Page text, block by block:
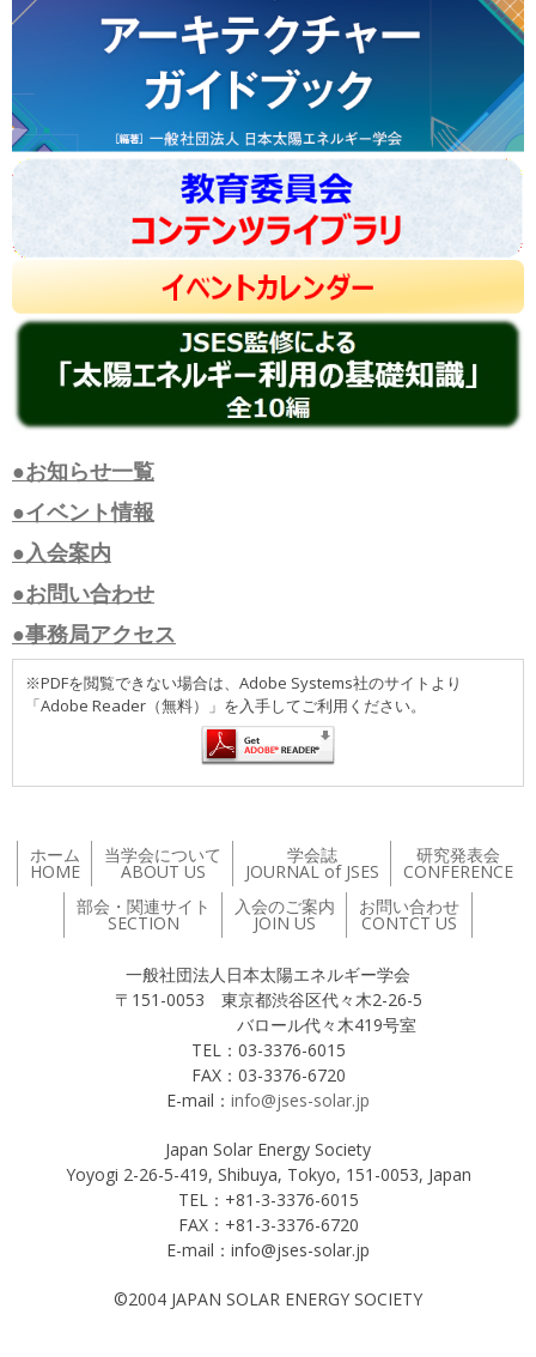
●お知らせ一覧
●イベント情報
●入会案内
●お問い合わせ
●事務局アクセス
※PDFを閲覧できない場合は、Adobe Systems社のサイトより
「Adobe Reader（無料）」を入手してご利用ください。
ホーム
HOME
当学会について
ABOUT US
学会誌
JOURNAL of JSES
研究発表会
CONFERENCE
部会・関連サイト
SECTION
入会のご案内
JOIN US
お問い合わせ
CONTCT US
一般社団法人日本太陽エネルギー学会
〒151-0053 東京都渋谷区代々木2-26-5
バロール代々木419号室
TEL：03-3376-6015
FAX：03-3376-6720
E-mail： info@jses-solar.jp
Japan Solar Energy Society
Yoyogi 2-26-5-419, Shibuya, Tokyo, 151-0053, Japan
TEL：+81-3-3376-6015
FAX：+81-3-3376-6720
E-mail：info@jses-solar.jp
©2004 JAPAN SOLAR ENERGY SOCIETY